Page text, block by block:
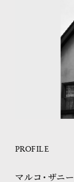
PROFILE
マルコ・ザニ